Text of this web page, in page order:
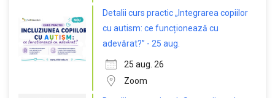
Detalii curs practic „Integrarea copiilor
cu autism: ce funcționează cu
adevărat?” - 25 aug.
25 aug. 26
Zoom